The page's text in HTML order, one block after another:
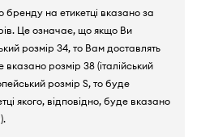
на етикетці вказано за
Це означає, що якщо Ви
розмір 34, то Вам доставлять
вказано розмір 38 (італійський
розмір S, то буде
якого, відповідно, буде вказано